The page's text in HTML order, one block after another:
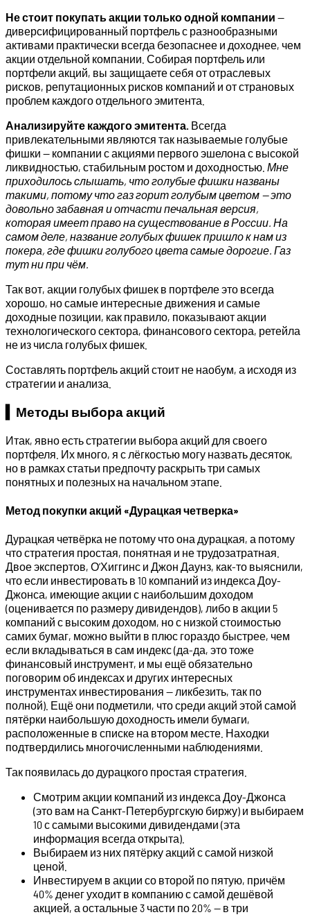
Не стоит покупать акции только одной компании —
диверсифицированный портфель с разнообразными
активами практически всегда безопаснее и доходнее, чем
акции отдельной компании. Собирая портфель или
портфели акций, вы защищаете себя от отраслевых
рисков, репутационных рисков компаний и от страновых
проблем каждого отдельного эмитента.
Анализируйте каждого эмитента. Всегда
привлекательными являются так называемые голубые
фишки — компании с акциями первого эшелона с высокой
ликвидностью, стабильным ростом и доходностью. Мне
приходилось слышать, что голубые фишки названы
такими, потому что газ горит голубым цветом — это
довольно забавная и отчасти печальная версия,
которая имеет право на существование в России. На
самом деле, название голубых фишек пришло к нам из
покера, где фишки голубого цвета самые дорогие. Газ
тут ни при чём.
Так вот, акции голубых фишек в портфеле это всегда
хорошо, но самые интересные движения и самые
доходные позиции, как правило, показывают акции
технологического сектора, финансового сектора, ретейла
не из числа голубых фишек.
Составлять портфель акций стоит не наобум, а исходя из
стратегии и анализа.
▍Методы выбора акций
Итак, явно есть стратегии выбора акций для своего
портфеля. Их много, я с лёгкостью могу назвать десяток,
но в рамках статьи предпочту раскрыть три самых
понятных и полезных на начальном этапе.
Метод покупки акций «Дурацкая четверка»
Дурацкая четвёрка не потому что она дурацкая, а потому
что стратегия простая, понятная и не трудозатратная.
Двое экспертов, О’Хиггинс и Джон Даунз, как-то выяснили,
что если инвестировать в 10 компаний из индекса Доу-
Джонса, имеющие акции с наибольшим доходом
(оценивается по размеру дивидендов), либо в акции 5
компаний с высоким доходом, но с низкой стоимостью
самих бумаг, можно выйти в плюс гораздо быстрее, чем
если вкладываться в сам индекс (да-да, это тоже
финансовый инструмент, и мы ещё обязательно
поговорим об индексах и других интересных
инструментах инвестирования — ликбезить, так по
полной). Ещё они подметили, что среди акций этой самой
пятёрки наибольшую доходность имели бумаги,
расположенные в списке на втором месте. Находки
подтвердились многочисленными наблюдениями.
Так появилась до дурацкого простая стратегия.
Смотрим акции компаний из индекса Доу-Джонса
(это вам на Санкт-Петербургскую биржу) и выбираем
10 с самыми высокими дивидендами (эта
информация всегда открыта).
Выбираем из них пятёрку акций с самой низкой
ценой.
Инвестируем в акции со второй по пятую, причём
40% денег уходит в компанию с самой дешёвой
акцией, а остальные 3 части по 20% — в три